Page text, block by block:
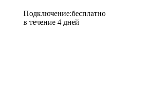
Подключение:бесплатно
в течение 4 дней